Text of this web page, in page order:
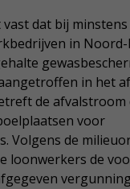
vast dat bij
in
in het
de
voor
Volgens de
loonwerkers de